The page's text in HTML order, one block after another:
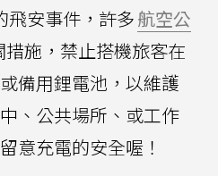
飛安事件，許多航空公
施，禁止搭機旅客在
備用鋰電池，以維護
、公共場所、或工作
意充電的安全喔！